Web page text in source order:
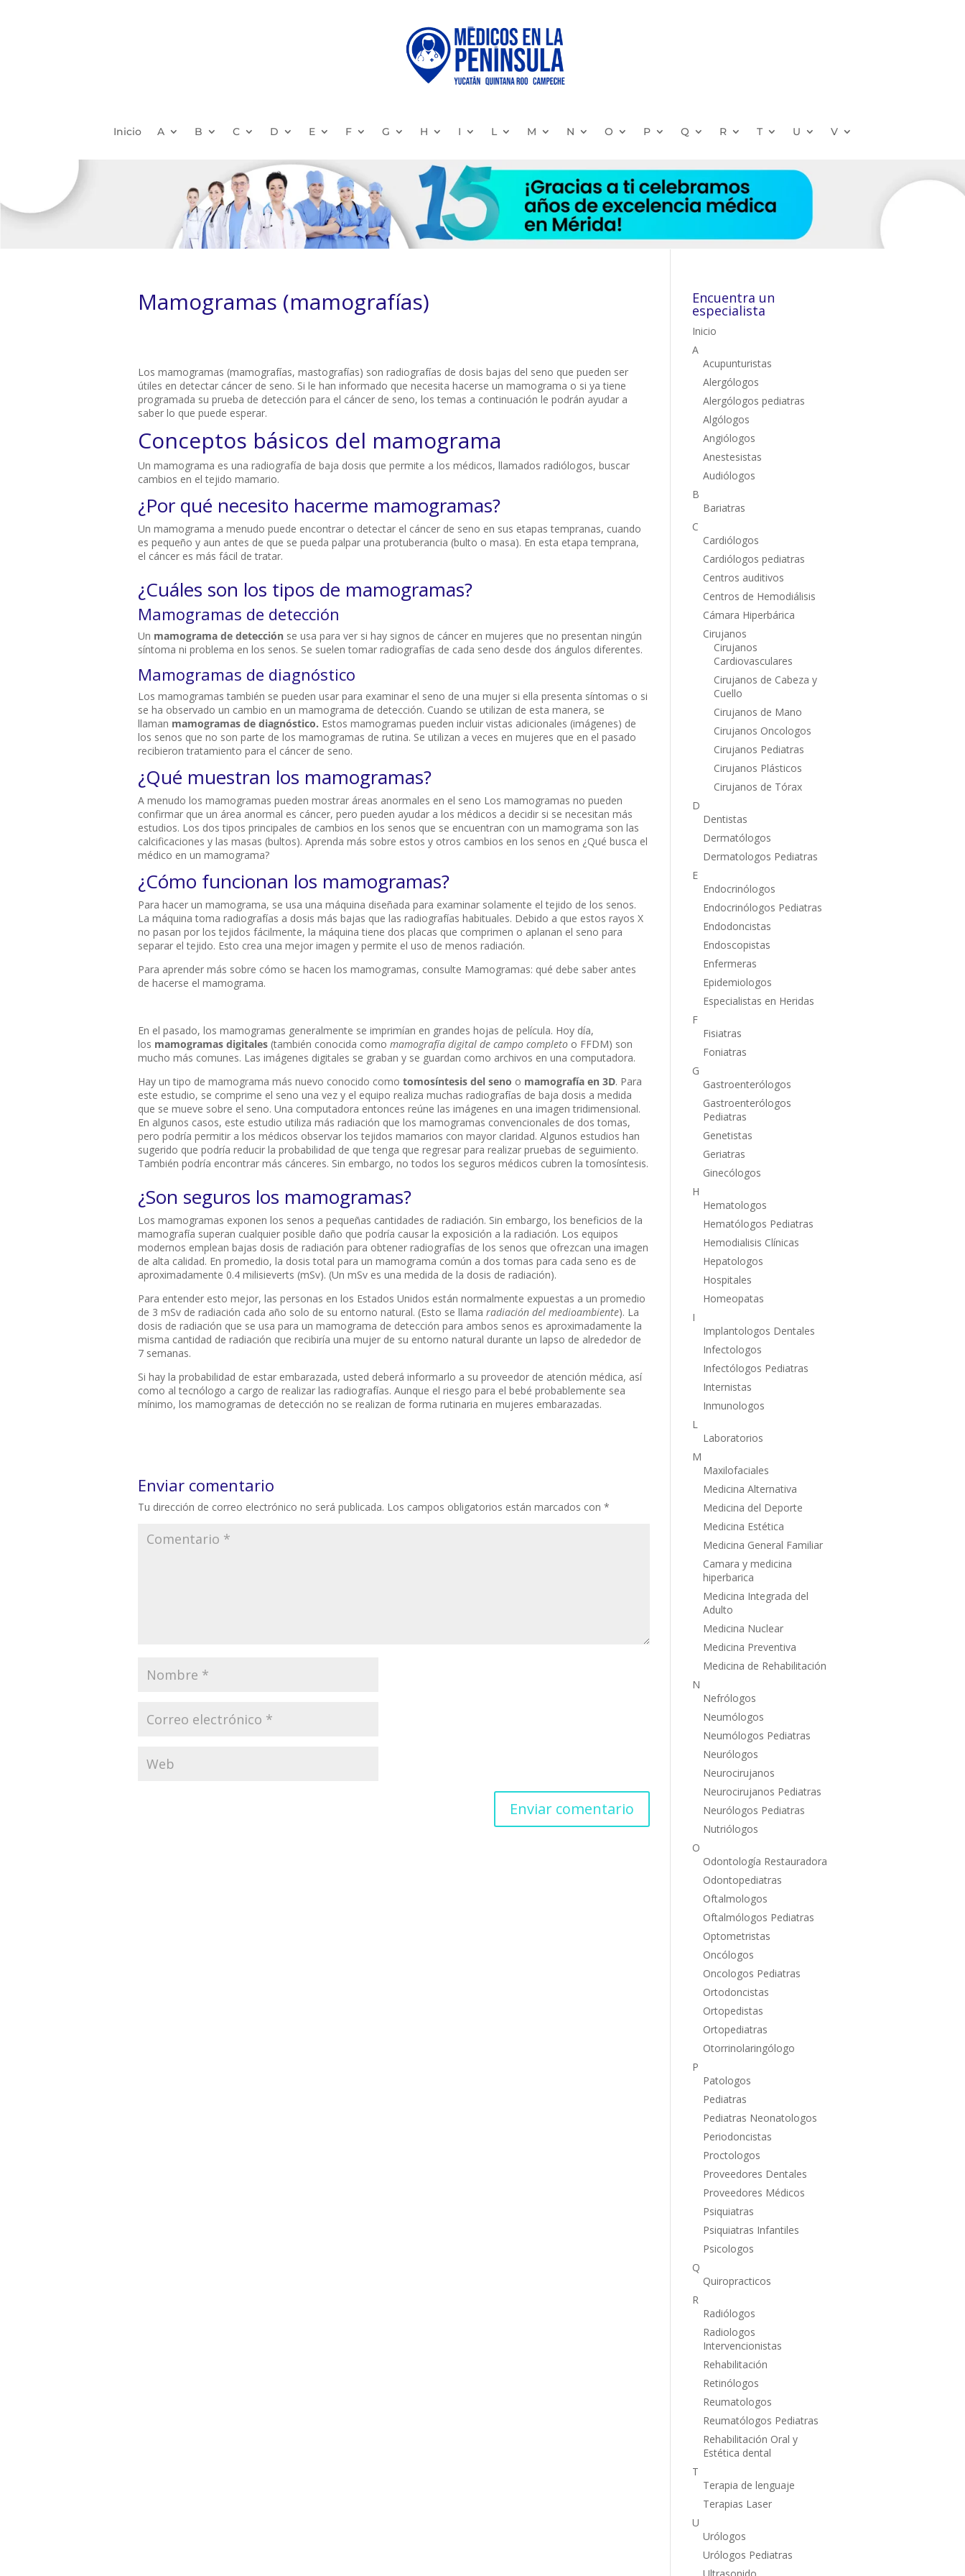
Inicio A B C D E F G H I L M N O P Q R T U V
Mamogramas (mamografías)
Los mamogramas (mamografías, mastografías) son radiografías de dosis bajas del seno que pueden ser
útiles en detectar cáncer de seno. Si le han informado que necesita hacerse un mamograma o si ya tiene
programada su prueba de detección para el cáncer de seno, los temas a continuación le podrán ayudar a
saber lo que puede esperar.
Conceptos básicos del mamograma
Un mamograma es una radiografía de baja dosis que permite a los médicos, llamados radiólogos, buscar
cambios en el tejido mamario.
¿Por qué necesito hacerme mamogramas?
Un mamograma a menudo puede encontrar o detectar el cáncer de seno en sus etapas tempranas, cuando
es pequeño y aun antes de que se pueda palpar una protuberancia (bulto o masa). En esta etapa temprana,
el cáncer es más fácil de tratar.
¿Cuáles son los tipos de mamogramas?
Mamogramas de detección
Un mamograma de detección se usa para ver si hay signos de cáncer en mujeres que no presentan ningún
síntoma ni problema en los senos. Se suelen tomar radiografías de cada seno desde dos ángulos diferentes.
Mamogramas de diagnóstico
Los mamogramas también se pueden usar para examinar el seno de una mujer si ella presenta síntomas o si
se ha observado un cambio en un mamograma de detección. Cuando se utilizan de esta manera, se
llaman mamogramas de diagnóstico. Estos mamogramas pueden incluir vistas adicionales (imágenes) de
los senos que no son parte de los mamogramas de rutina. Se utilizan a veces en mujeres que en el pasado
recibieron tratamiento para el cáncer de seno.
¿Qué muestran los mamogramas?
A menudo los mamogramas pueden mostrar áreas anormales en el seno Los mamogramas no pueden
confirmar que un área anormal es cáncer, pero pueden ayudar a los médicos a decidir si se necesitan más
estudios. Los dos tipos principales de cambios en los senos que se encuentran con un mamograma son las
calcificaciones y las masas (bultos). Aprenda más sobre estos y otros cambios en los senos en ¿Qué busca el
médico en un mamograma?
¿Cómo funcionan los mamogramas?
Para hacer un mamograma, se usa una máquina diseñada para examinar solamente el tejido de los senos.
La máquina toma radiografías a dosis más bajas que las radiografías habituales. Debido a que estos rayos X
no pasan por los tejidos fácilmente, la máquina tiene dos placas que comprimen o aplanan el seno para
separar el tejido. Esto crea una mejor imagen y permite el uso de menos radiación.
Para aprender más sobre cómo se hacen los mamogramas, consulte Mamogramas: qué debe saber antes
de hacerse el mamograma.
En el pasado, los mamogramas generalmente se imprimían en grandes hojas de película. Hoy día,
los mamogramas digitales (también conocida como mamografía digital de campo completo o FFDM) son
mucho más comunes. Las imágenes digitales se graban y se guardan como archivos en una computadora.
Hay un tipo de mamograma más nuevo conocido como tomosíntesis del seno o mamografía en 3D. Para
este estudio, se comprime el seno una vez y el equipo realiza muchas radiografías de baja dosis a medida
que se mueve sobre el seno. Una computadora entonces reúne las imágenes en una imagen tridimensional.
En algunos casos, este estudio utiliza más radiación que los mamogramas convencionales de dos tomas,
pero podría permitir a los médicos observar los tejidos mamarios con mayor claridad. Algunos estudios han
sugerido que podría reducir la probabilidad de que tenga que regresar para realizar pruebas de seguimiento.
También podría encontrar más cánceres. Sin embargo, no todos los seguros médicos cubren la tomosíntesis.
¿Son seguros los mamogramas?
Los mamogramas exponen los senos a pequeñas cantidades de radiación. Sin embargo, los beneficios de la
mamografía superan cualquier posible daño que podría causar la exposición a la radiación. Los equipos
modernos emplean bajas dosis de radiación para obtener radiografías de los senos que ofrezcan una imagen
de alta calidad. En promedio, la dosis total para un mamograma común a dos tomas para cada seno es de
aproximadamente 0.4 milisieverts (mSv). (Un mSv es una medida de la dosis de radiación).
Para entender esto mejor, las personas en los Estados Unidos están normalmente expuestas a un promedio
de 3 mSv de radiación cada año solo de su entorno natural. (Esto se llama radiación del medioambiente). La
dosis de radiación que se usa para un mamograma de detección para ambos senos es aproximadamente la
misma cantidad de radiación que recibiría una mujer de su entorno natural durante un lapso de alrededor de
7 semanas.
Si hay la probabilidad de estar embarazada, usted deberá informarlo a su proveedor de atención médica, así
como al tecnólogo a cargo de realizar las radiografías. Aunque el riesgo para el bebé probablemente sea
mínimo, los mamogramas de detección no se realizan de forma rutinaria en mujeres embarazadas.
Enviar comentario
Tu dirección de correo electrónico no será publicada. Los campos obligatorios están marcados con *
Encuentra un
especialista
Inicio
A
Acupunturistas
Alergólogos
Alergólogos pediatras
Algólogos
Angiólogos
Anestesistas
Audiólogos
B
Bariatras
C
Cardiólogos
Cardiólogos pediatras
Centros auditivos
Centros de Hemodiálisis
Cámara Hiperbárica
Cirujanos
Cirujanos
Cardiovasculares
Cirujanos de Cabeza y
Cuello
Cirujanos de Mano
Cirujanos Oncologos
Cirujanos Pediatras
Cirujanos Plásticos
Cirujanos de Tórax
D
Dentistas
Dermatólogos
Dermatologos Pediatras
E
Endocrinólogos
Endocrinólogos Pediatras
Endodoncistas
Endoscopistas
Enfermeras
Epidemiologos
Especialistas en Heridas
F
Fisiatras
Foniatras
G
Gastroenterólogos
Gastroenterólogos
Pediatras
Genetistas
Geriatras
Ginecólogos
H
Hematologos
Hematólogos Pediatras
Hemodialisis Clínicas
Hepatologos
Hospitales
Homeopatas
I
Implantologos Dentales
Infectologos
Infectólogos Pediatras
Internistas
Inmunologos
L
Laboratorios
M
Maxilofaciales
Medicina Alternativa
Medicina del Deporte
Medicina Estética
Medicina General Familiar
Camara y medicina
hiperbarica
Medicina Integrada del
Adulto
Medicina Nuclear
Medicina Preventiva
Medicina de Rehabilitación
N
Nefrólogos
Neumólogos
Neumólogos Pediatras
Neurólogos
Neurocirujanos
Neurocirujanos Pediatras
Neurólogos Pediatras
Nutriólogos
O
Odontología Restauradora
Odontopediatras
Oftalmologos
Oftalmólogos Pediatras
Optometristas
Oncólogos
Oncologos Pediatras
Ortodoncistas
Ortopedistas
Ortopediatras
Otorrinolaringólogo
P
Patologos
Pediatras
Pediatras Neonatologos
Periodoncistas
Proctologos
Proveedores Dentales
Proveedores Médicos
Psiquiatras
Psiquiatras Infantiles
Psicologos
Q
Quiropracticos
R
Radiólogos
Radiologos
Intervencionistas
Rehabilitación
Retinólogos
Reumatologos
Reumatólogos Pediatras
Rehabilitación Oral y
Estética dental
T
Terapia de lenguaje
Terapias Laser
U
Urólogos
Urólogos Pediatras
Ultrasonido